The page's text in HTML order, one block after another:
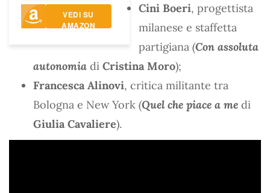
VEDI SU
AMAZON
Cini Boeri, progettista
milanese e staffetta
partigiana (Con assoluta
autonomia di Cristina Moro);
Francesca Alinovi, critica militante tra
Bologna e New York (Quel che piace a me di
Giulia Cavaliere).